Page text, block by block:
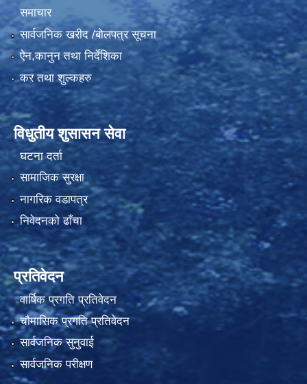
समाचार
सार्वजनिक खरीद /बोलपत्र सूचना
ऐन,कानुन तथा निर्देशिका
कर तथा शुल्कहरु
विधुतीय शुसासन सेवा
घटना दर्ता
सामाजिक सुरक्षा
नागरिक वडापत्र
निवेदनको ढाँचा
प्रतिवेदन
वार्षिक प्रगति प्रतिवेदन
चौमासिक प्रगति प्रतिवेदन
सार्वजनिक सुनुवाई
सार्वजनिक परीक्षण